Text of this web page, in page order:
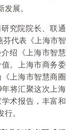
展。
究院院长、联通
芬代表《上海市智
绍《上海市智慧
。上海市商务委
上海市智慧商圈
将汇聚这次上海
术报告，丰富和
。